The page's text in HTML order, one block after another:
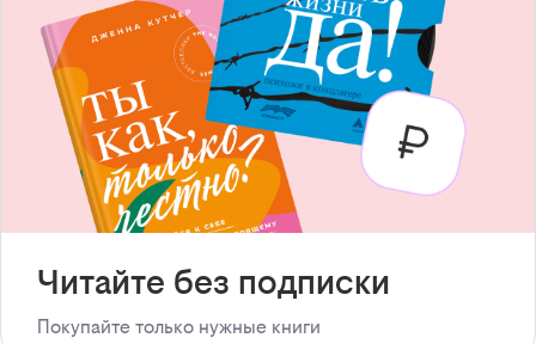
Читайте без подписки
Покупайте только нужные книги